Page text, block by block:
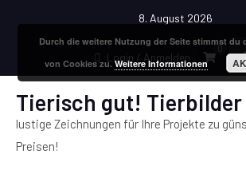
8. August 2026
Login / Anmelden
0
Tierisch gut! Tierbilder
lustige Zeichnungen für Ihre Projekte zu
Preisen!
Durch die weitere Nutzung der Seite stimmst du
von Cookies zu.Weitere Informationen